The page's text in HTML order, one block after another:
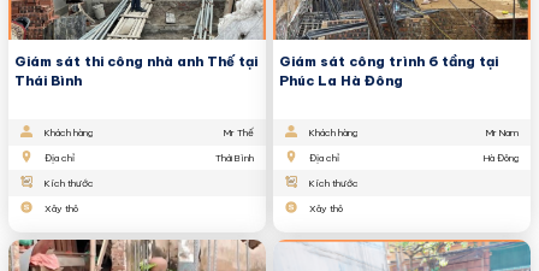
Giám sát thi công nhà anh Thế tại
Thái Bình
Khách hàng Mr Thế
Địa chỉ Thái Bình
Kích thước
Xây thô
Giám sát công trình 6 tầng tại
Phúc La Hà Đông
Khách hàng Mr Nam
Địa chỉ Hà Đông
Kích thước
Xây thô